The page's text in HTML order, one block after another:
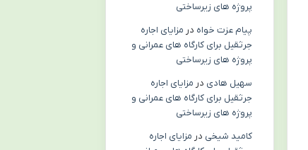
پروژه های زیرساختی
پیام عزت خواه در مزایای اجاره
جرثقیل برای کارگاه های عمرانی و
پروژه های زیرساختی
سهیل هادی در مزایای اجاره
جرثقیل برای کارگاه های عمرانی و
پروژه های زیرساختی
کامید شیخی در مزایای اجاره